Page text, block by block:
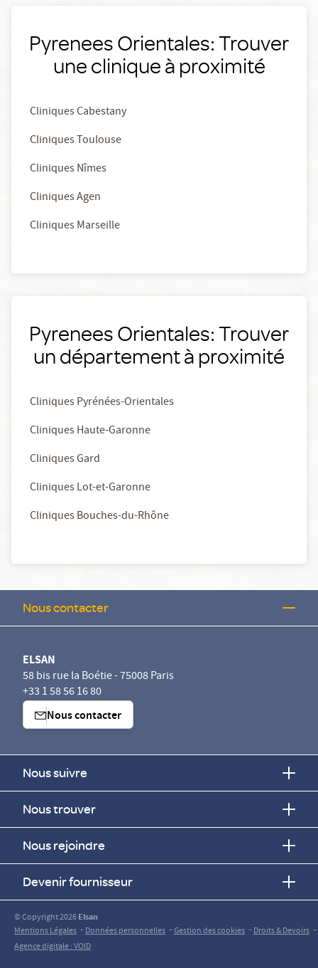
Pyrenees Orientales: Trouver
une clinique à proximité
Cliniques Cabestany
Cliniques Toulouse
Cliniques Nîmes
Cliniques Agen
Cliniques Marseille
Pyrenees Orientales: Trouver
un département à proximité
Cliniques Pyrénées-Orientales
Cliniques Haute-Garonne
Cliniques Gard
Cliniques Lot-et-Garonne
Cliniques Bouches-du-Rhône
Nous contacter
ELSAN
58 bis rue la Boétie - 75008 Paris
+33 1 58 56 16 80
Nous contacter
Nous suivre
Nous trouver
Nous rejoindre
Devenir fournisseur
© Copyright 2026Elsan
Mentions Légales -Données personnelles -Gestion des cookies -Droits & Devoirs -
Agence digitale : VOID